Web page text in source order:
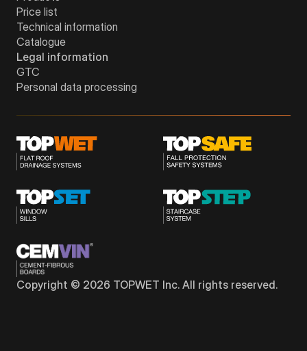
Price list
Technical information
Catalogue
Legal information
GTC
Personal data processing
Copyright © 2026 TOPWET Inc. All rights reserved.